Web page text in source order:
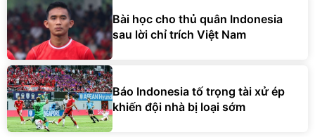
Bài học cho thủ quân Indonesia
sau lời chỉ trích Việt Nam
Báo Indonesia tố trọng tài xử ép
khiến đội nhà bị loại sớm